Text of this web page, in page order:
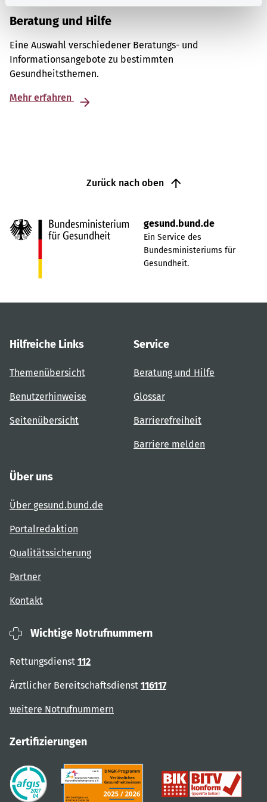
Beratung und Hilfe
Eine Auswahl verschiedener Beratungs- und
Informationsangebote zu bestimmten
Gesundheitsthemen.
Mehr erfahren
Zurück nach oben
gesund.bund.de
Ein Service des
Bundesministeriums für
Gesundheit.
Hilfreiche Links
Themenübersicht
Benutzerhinweise
Seitenübersicht
Service
Beratung und Hilfe
Glossar
Barrierefreiheit
Barriere melden
Über uns
Über gesund.bund.de
Portalredaktion
Qualitätssicherung
Partner
Kontakt
Wichtige Notrufnummern
Rettungsdienst 112
Ärztlicher Bereitschaftsdienst 116117
weitere Notrufnummern
Zertifizierungen